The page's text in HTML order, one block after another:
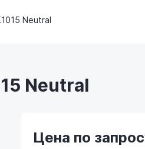
Neutral
Neutral
Цена по